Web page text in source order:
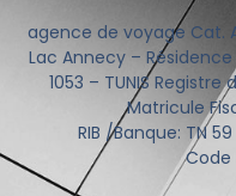
agence de voyage Cat.
Lac Annecy –
1053 – TUNIS Registre
Matricule
RIB /Banque: TN
Code